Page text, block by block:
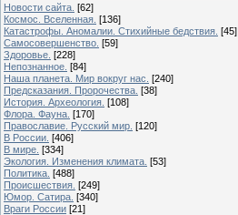
Новости сайта. [62]
Космос. Вселенная. [136]
Катастрофы. Аномалии. Стихийные бедствия. [45]
Самосовершенство. [59]
Здоровье. [228]
Непознанное. [84]
Наша планета. Мир вокруг нас. [240]
Предсказания. Пророчества. [38]
История. Археология. [108]
Флора. Фауна. [170]
Православие. Русский мир. [120]
В России. [406]
В мире. [334]
Экология. Изменения климата. [53]
Политика. [488]
Происшествия. [249]
Юмор. Сатира. [340]
Враги России [21]